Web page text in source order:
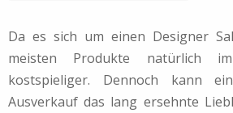
Da es sich um einen Designer
meisten Produkte natürlich
kostspieliger. Dennoch kann
Ausverkauf das lang ersehnte